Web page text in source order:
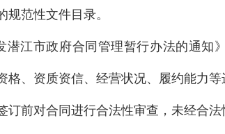
范性文件目录。
潜江市政府合同管理暂行办法的通知》
、资质资信、经营状况、履约能力
前对合同进行合法性审查，未经合法